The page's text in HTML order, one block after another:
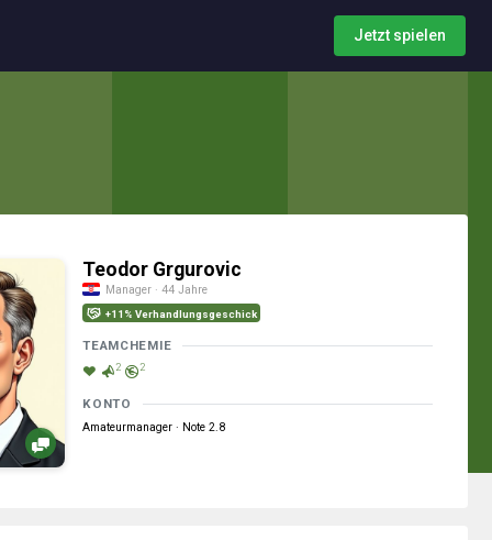
Jetzt spielen
Teodor Grgurovic
Manager · 44 Jahre
+11% Verhandlungsgeschick
TEAMCHEMIE
2 2
KONTO
Amateurmanager · Note 2.8